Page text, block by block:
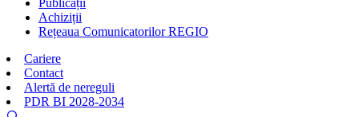
Publicații
Achiziții
Rețeaua Comunicatorilor REGIO
Cariere
Contact
Alertă de nereguli
PDR BI 2028-2034